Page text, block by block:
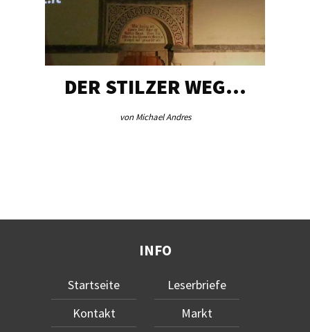
DER STILZER WEG…
von Michael Andres
INFO
Startseite
Kontakt
Leserbriefe
Markt